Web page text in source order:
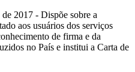
2017 - Dispõe sobre a
aos usuários dos serviços
de firma e da
no País e institui a Carta de